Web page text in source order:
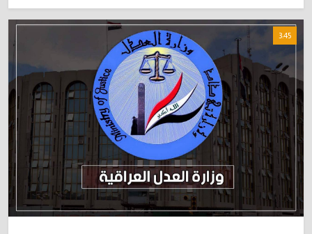
3:45